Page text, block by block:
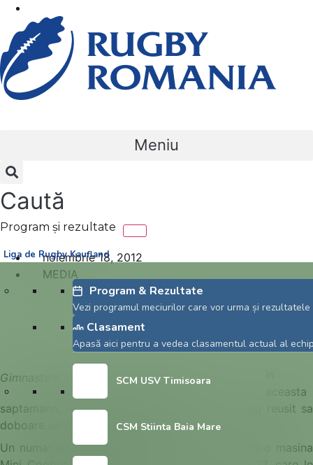
Meniu
Caută
Liga de Rugby Kaufland
Program & Rezultate
Vezi programul meciurilor care vor urma și
Clasament
Apasă aici pentru a vedea clasamentul actual al
SCM USV Timisoara
CSM Stiinta Baia Mare
noiembrie 18, 2012
MEDIA
Rugby si gimnastica in
Cartea Recordurilor?
Gimnastele au doborat Recordul Mondial.
aceasta
saptamana, un grup de gimnaste din Sussex au reusit sa
doboare un nou record mondial.
Un numar de 28 de sportive s-au inghesuit intr-o masina